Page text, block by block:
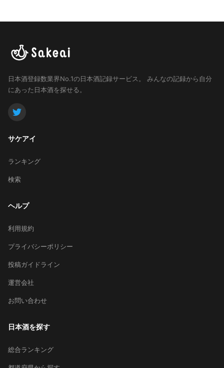
日本酒登録数業界No.1の日本酒記録サービス。
みんなの記録から自分
にあった日本酒を探せる。
サケアイ
ランキング
検索
ヘルプ
利用規約
プライバシーポリシー
投稿ガイドライン
運営会社
お問い合わせ
日本酒を探す
総合ランキング